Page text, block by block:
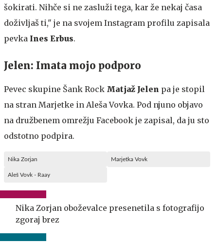
šokirati. Nihče si ne zasluži tega, kar že nekaj časa
doživljaš ti," je na svojem Instagram profilu zapisala
pevka Ines Erbus.
Jelen: Imata mojo podporo
Pevec skupine Šank Rock Matjaž Jelen pa je stopil
na stran Marjetke in Aleša Vovka. Pod njuno objavo
na družbenem omrežju Facebook je zapisal, da ju sto
odstotno podpira.
Nika Zorjan Marjetka Vovk
Aleš Vovk - Raay
Nika Zorjan oboževalce presenetila s fotografijo
zgoraj brez